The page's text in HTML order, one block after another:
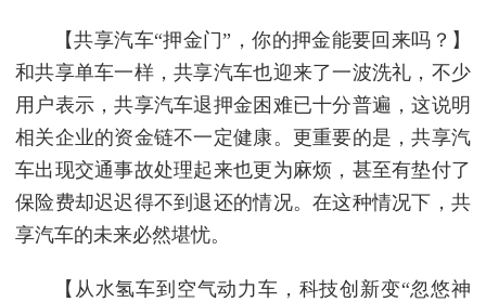
【共享汽车“押金门”，你的押金能要回来吗？】
和共享单车一样，共享汽车也迎来了一波洗礼，不少
用户表示，共享汽车退押金困难已十分普遍，这说明
相关企业的资金链不一定健康。更重要的是，共享汽
车出现交通事故处理起来也更为麻烦，甚至有垫付了
保险费却迟迟得不到退还的情况。在这种情况下，共
享汽车的未来必然堪忧。
【从水氢车到空气动力车，科技创新变“忽悠神